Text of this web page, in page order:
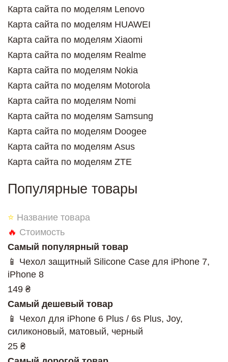
Карта сайта по моделям Lenovo
Карта сайта по моделям HUAWEI
Карта сайта по моделям Xiaomi
Карта сайта по моделям Realme
Карта сайта по моделям Nokia
Карта сайта по моделям Motorola
Карта сайта по моделям Nomi
Карта сайта по моделям Samsung
Карта сайта по моделям Doogee
Карта сайта по моделям Asus
Карта сайта по моделям ZTE
Популярные товары
⭐ Название товара
🔥 Стоимость
Самый популярный товар
📱 Чехол защитный Silicone Case для iPhone 7,
iPhone 8
149 ₴
Самый дешевый товар
📱 Чехол для iPhone 6 Plus / 6s Plus, Joy,
силиконовый, матовый, черный
25 ₴